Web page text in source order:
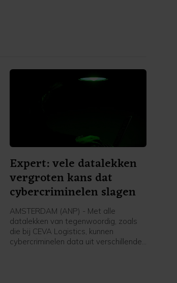
voorzichtiger worden met het
verhogen van de rente.
Expert: vele datalekken
vergroten kans dat
cybercriminelen slagen
AMSTERDAM (ANP) - Met alle
datalekken van tegenwoordig, zoals
die bij CEVA Logistics, kunnen
cybercriminelen data uit verschillende